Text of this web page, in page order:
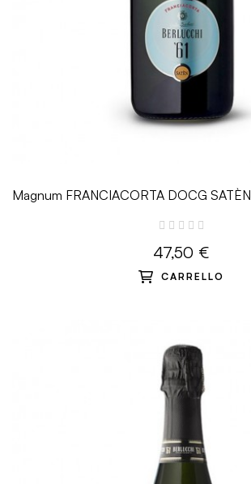
Magnum FRANCIACORTA DOCG SATÈN 61 - 1.5 L - Guido
47,50 €
CARRELLO